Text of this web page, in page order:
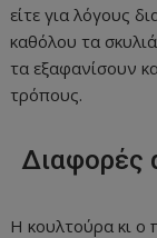
είτε για λόγους
καθόλου τα
τα εξαφανίσουν
τρόπους.
Διαφορές
Η κουλτούρα κι ο